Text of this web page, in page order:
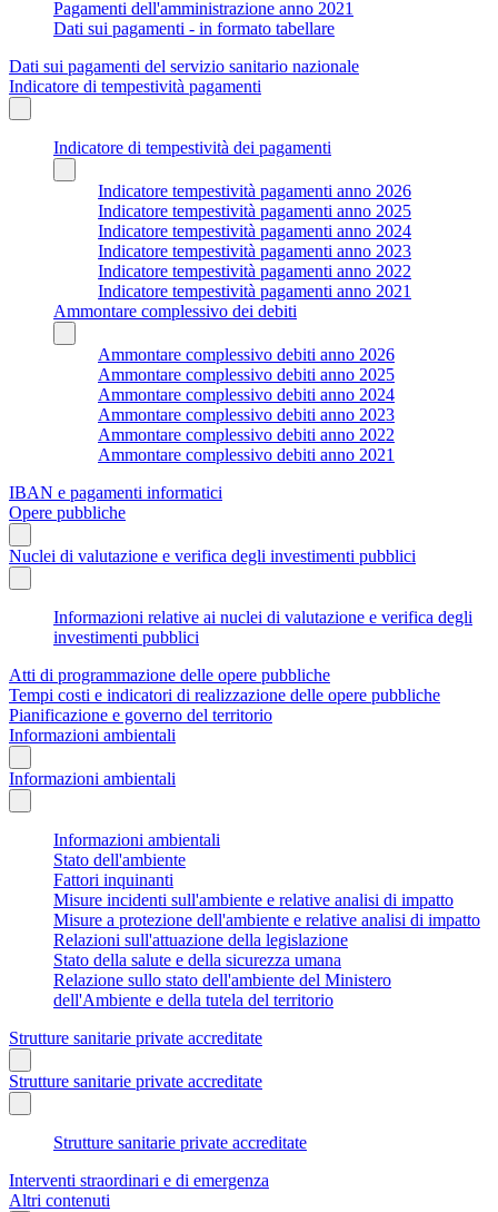
Pagamenti dell'amministrazione anno 2021
Dati sui pagamenti - in formato tabellare
Dati sui pagamenti del servizio sanitario nazionale
Indicatore di tempestività pagamenti
Indicatore di tempestività dei pagamenti
Indicatore tempestività pagamenti anno 2026
Indicatore tempestività pagamenti anno 2025
Indicatore tempestività pagamenti anno 2024
Indicatore tempestività pagamenti anno 2023
Indicatore tempestività pagamenti anno 2022
Indicatore tempestività pagamenti anno 2021
Ammontare complessivo dei debiti
Ammontare complessivo debiti anno 2026
Ammontare complessivo debiti anno 2025
Ammontare complessivo debiti anno 2024
Ammontare complessivo debiti anno 2023
Ammontare complessivo debiti anno 2022
Ammontare complessivo debiti anno 2021
IBAN e pagamenti informatici
Opere pubbliche
Nuclei di valutazione e verifica degli investimenti pubblici
Informazioni relative ai nuclei di valutazione e verifica degli
investimenti pubblici
Atti di programmazione delle opere pubbliche
Tempi costi e indicatori di realizzazione delle opere pubbliche
Pianificazione e governo del territorio
Informazioni ambientali
Informazioni ambientali
Informazioni ambientali
Stato dell'ambiente
Fattori inquinanti
Misure incidenti sull'ambiente e relative analisi di impatto
Misure a protezione dell'ambiente e relative analisi di impatto
Relazioni sull'attuazione della legislazione
Stato della salute e della sicurezza umana
Relazione sullo stato dell'ambiente del Ministero
dell'Ambiente e della tutela del territorio
Strutture sanitarie private accreditate
Strutture sanitarie private accreditate
Strutture sanitarie private accreditate
Interventi straordinari e di emergenza
Altri contenuti